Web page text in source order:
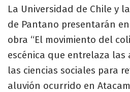
La Universidad de Chile y
de Pantano presentarán
obra “El movimiento del
escénica que entrelaza las
las ciencias sociales para
aluvión ocurrido en